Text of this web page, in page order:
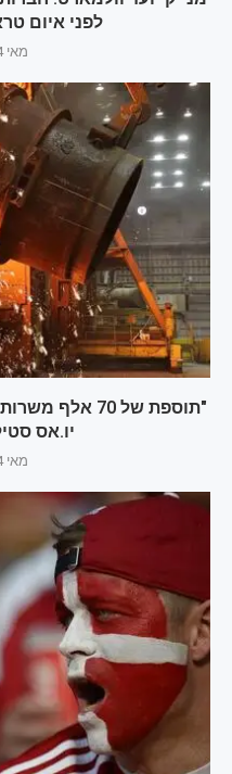
לפני איום
מאי 24, 2025
"תוספת של 70
יו.אס
מאי 24, 2025